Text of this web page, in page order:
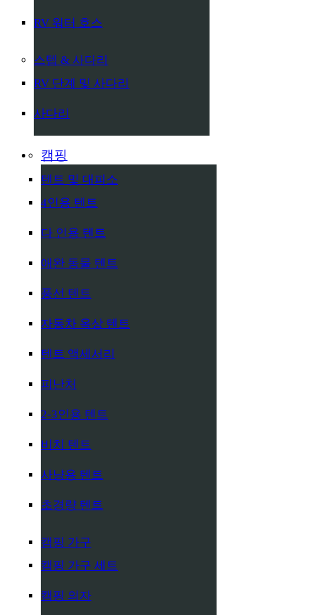
RV 워터 호스
스텝 & 사다리
RV 단계 및 사다리
사다리
캠핑
텐트 및 대피소
4인용 텐트
다 인용 텐트
애완 동물 텐트
풍선 텐트
자동차 옥상 텐트
텐트 액세서리
피난처
2-3인용 텐트
비치 텐트
사냥용 텐트
초경량 텐트
캠핑 가구
캠핑 가구 세트
캠핑 의자